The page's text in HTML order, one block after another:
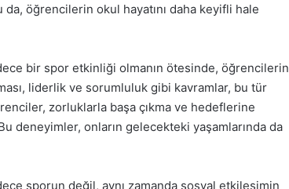
öğrencilerin okul hayatını daha keyifli hale
bir spor etkinliği olmanın ötesinde, öğrencilerin
liderlik ve sorumluluk gibi kavramlar, bu tür
zorluklarla başa çıkma ve hedeflerine
deneyimler, onların gelecekteki yaşamlarında da
sporun değil, aynı zamanda sosyal etkileşimin